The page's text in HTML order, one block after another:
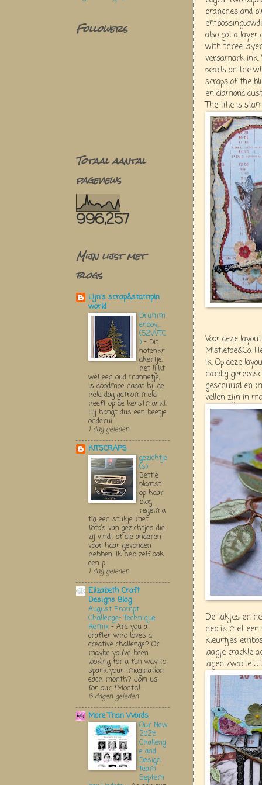
branches and
also got a layer
with three
versamark
pearls on the
scraps of the
en diamond
The title is
Voor deze
Mistletoe&Co.
ik. Op deze
handig
geschuurd en
vellen zijn in
De takjes en
heb ik met
kleurtjes
laagje crackle
lagen zwarte
Followers
Totaal aantal
pageviews
996,257
Mijn lijst met
blogs
Lijn's scrap&stampin
world
Drumm
erboy....
(52WTC
) - Dit
notenkr
akertje,
het lijkt
wel een oud mannetje,
is doodmoe nadat hij de
hele dag getrommeld
heeft op de kerstmarkt.
Hij hangt dus een beetje
onderui...
1 dag geleden
KITSCRAPS
gezichtje
(s) -
Bettie
plaatst
op haar
blog
regelma
tig een stukje met
foto’s van gezichtjes die
zij vindt of die anderen
voor haar gevonden
hebben. Ik heb zelf ook
een p...
1 dag geleden
Elizabeth Craft
Designs Blog
August Prompt
Challenge- Technique
Remix - Are you a
crafter who loves a
creative challenge? Or
maybe you’ve been
looking for a fun way to
spark your imagination
each month? Join us
for our *Monthl...
6 dagen geleden
More Than Words
Our New
2025
Challeng
e and
Design
Team
Septem